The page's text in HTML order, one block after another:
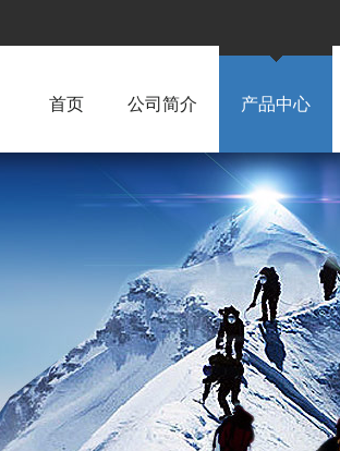
首页 公司简介 产品中心